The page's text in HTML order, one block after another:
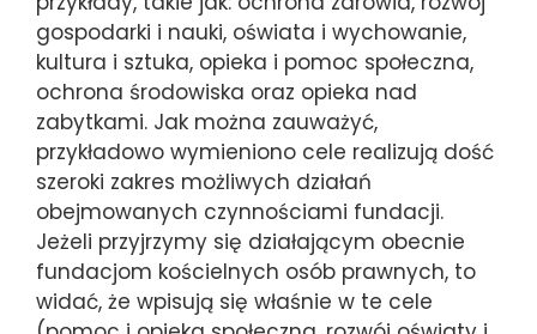
gospodarki i nauki, oświata i wychowanie,
kultura i sztuka, opieka i pomoc społeczna,
ochrona środowiska oraz opieka nad
zabytkami. Jak można zauważyć,
przykładowo wymieniono cele realizują dość
szeroki zakres możliwych działań
obejmowanych czynnościami fundacji.
Jeżeli przyjrzymy się działającym obecnie
fundacjom kościelnych osób prawnych, to
widać, że wpisują się właśnie w te cele